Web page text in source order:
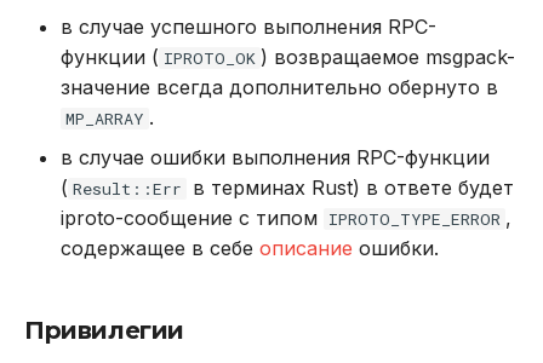
Устранение неполадок
DROP TABLE
DROP USER
GRANT
INSERT
.proc_get_vshard_config
.proc_instance_info
.proc_raft_info
.proc_raft_interact
.proc_raft_join
в случае успешного выполнения RPC-
функции ( IPROTO_OK ) возвращаемое msgpack-
значение всегда дополнительно обернуто в
MP_ARRAY .
в случае ошибки выполнения RPC-функции
( Result::Err
в терминах Rust) в ответе будет
iproto-сообщение с типом IPROTO_TYPE_ERROR ,
содержащее в себе описание ошибки.
Привилегии